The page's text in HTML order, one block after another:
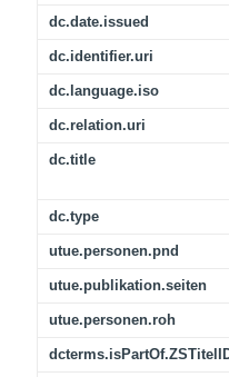
dc.date.issued
dc.identifier.uri
dc.language.iso
dc.relation.uri
dc.title
dc.type
utue.personen.pnd
utue.publikation.seiten
utue.personen.roh